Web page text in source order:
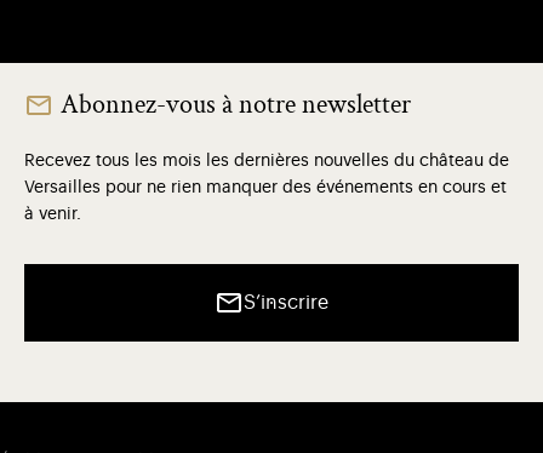
Abonnez-vous à notre newsletter
Recevez tous les mois les dernières nouvelles du château de
Versailles pour ne rien manquer des événements en cours et
à venir.
S’inscrire